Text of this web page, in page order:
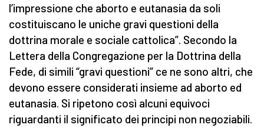
l’impressione che aborto e eutanasia da soli
costituiscano le uniche gravi questioni della
dottrina morale e sociale cattolica”. Secondo la
Lettera della Congregazione per la Dottrina della
Fede, di simili “gravi questioni” ce ne sono altri, che
devono essere considerati insieme ad aborto ed
eutanasia. Si ripetono così alcuni equivoci
riguardanti il significato dei principi non negoziabili.